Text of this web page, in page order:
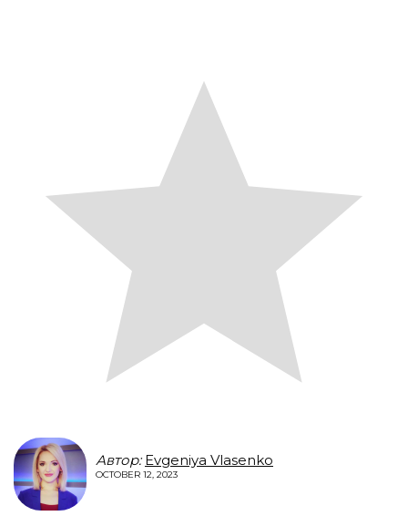
Автор: Evgeniya Vlasenko
OCTOBER 12, 2023